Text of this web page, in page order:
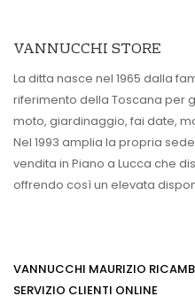
VANNUCCHI STORE
La ditta nasce nel 1965 dalla
riferimento della Toscana per
moto, giardinaggio, fai date,
Nel 1993 amplia la propria
vendita in Piano a Lucca che
offrendo così un elevata
VANNUCCHI MAURIZIO
SERVIZIO CLIENTI ONLINE